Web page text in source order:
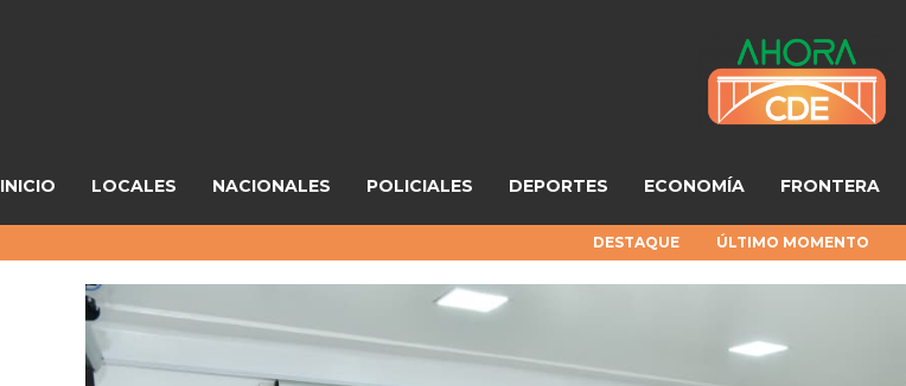
INICIO LOCALES NACIONALES POLICIALES DEPORTES ECONOMÍA FRONTERA
DESTAQUE ÚLTIMO MOMENTO